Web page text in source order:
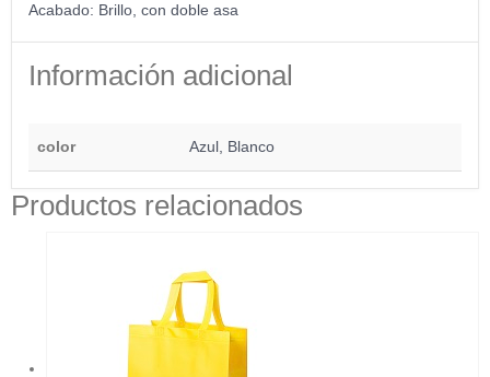
Acabado: Brillo, con doble asa
Información adicional
color Azul, Blanco
Productos relacionados